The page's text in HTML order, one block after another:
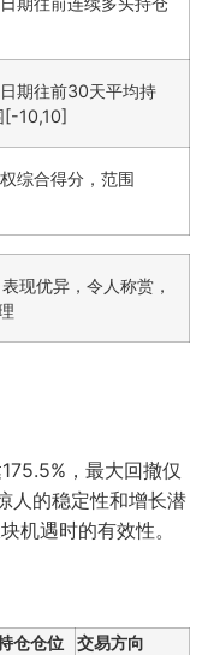
期往前30天平均持
[-10,10]
综合得分，范围
现优异，令人称赏，
，最大回撤仅
人的稳定性和增长潜
机遇时的有效性。
仓仓位
交易方向